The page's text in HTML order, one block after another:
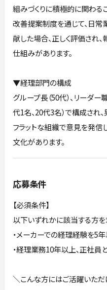
組みづくりに積極的に関わる
改善提案制度を通じて、日
献した場合、正しく評価され
仕組みがあります。
▼経理部門の構成
グループ長（50代）、リーダー
代1名、20代3名）で構成され
フラットな組織で意見を発信
文化があります。
応募条件
【必須条件】
以下いずれかに該当する方を
・メーカーでの経理経験を5
・経理業務10年以上、正社員
＼こんな方にはご活躍いた